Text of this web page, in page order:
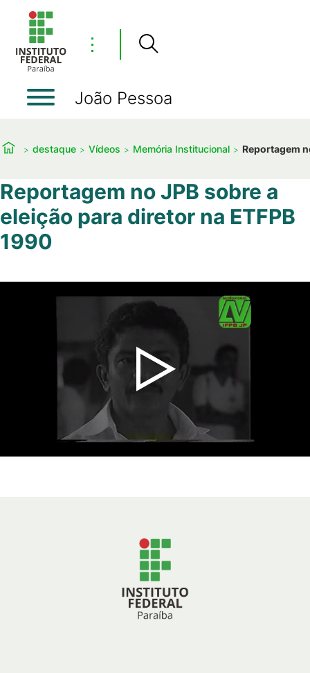
⋮
João Pessoa
destaque Vídeos Memória Institucional Reportagem
Reportagem no JPB sobre a
eleição para diretor na ETFPB
1990